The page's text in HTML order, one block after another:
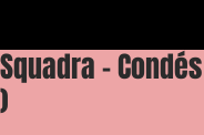
Squadra -
)